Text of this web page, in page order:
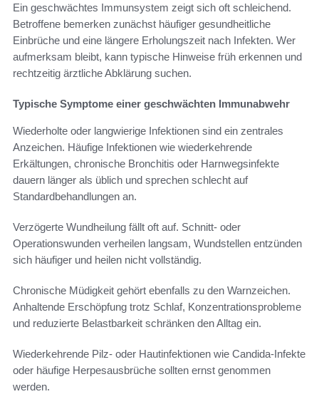
Ein geschwächtes Immunsystem zeigt sich oft schleichend.
Betroffene bemerken zunächst häufiger gesundheitliche
Einbrüche und eine längere Erholungszeit nach Infekten. Wer
aufmerksam bleibt, kann typische Hinweise früh erkennen und
rechtzeitig ärztliche Abklärung suchen.
Typische Symptome einer geschwächten Immunabwehr
Wiederholte oder langwierige Infektionen sind ein zentrales
Anzeichen. Häufige Infektionen wie wiederkehrende
Erkältungen, chronische Bronchitis oder Harnwegsinfekte
dauern länger als üblich und sprechen schlecht auf
Standardbehandlungen an.
Verzögerte Wundheilung fällt oft auf. Schnitt- oder
Operationswunden verheilen langsam, Wundstellen entzünden
sich häufiger und heilen nicht vollständig.
Chronische Müdigkeit gehört ebenfalls zu den Warnzeichen.
Anhaltende Erschöpfung trotz Schlaf, Konzentrationsprobleme
und reduzierte Belastbarkeit schränken den Alltag ein.
Wiederkehrende Pilz- oder Hautinfektionen wie Candida-Infekte
oder häufige Herpesausbrüche sollten ernst genommen
werden.